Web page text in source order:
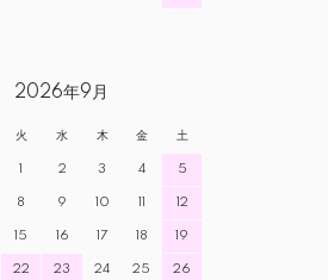
2026年9月
火 水 木 金 土
1 2 3 4 5
8 9 10 11 12
15 16 17 18 19
22 23 24 25 26